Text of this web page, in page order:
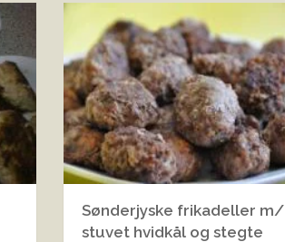
Sønderjyske frikadeller m/
stuvet hvidkål og stegte